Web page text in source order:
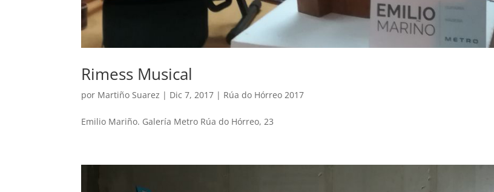
Rimess Musical
por Martiño Suarez | Dic 7, 2017 | Rúa do Hórreo 2017
Emilio Mariño. Galería Metro Rúa do Hórreo, 23